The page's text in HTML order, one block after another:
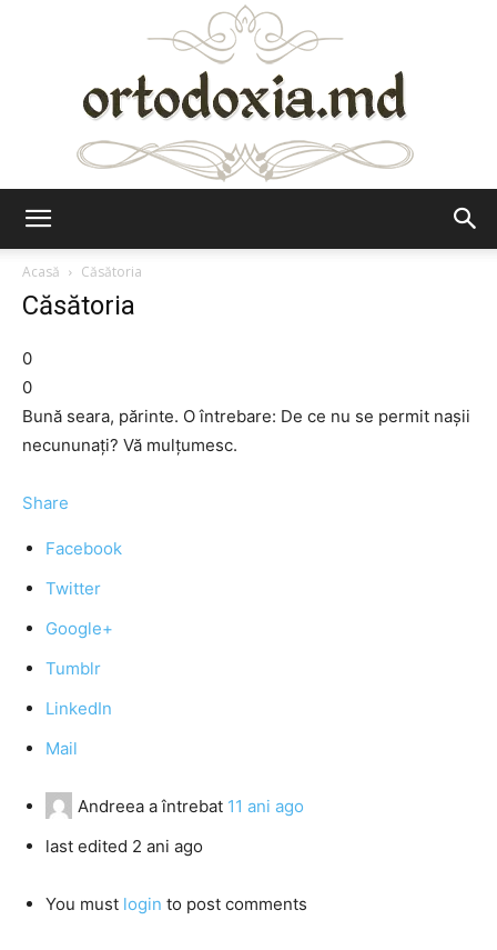
Acasă
Căsătoria
Căsătoria
0
0
Bună seara, părinte. O întrebare: De ce nu se permit nașii
necununați? Vă mulțumesc.
Share
Facebook
Twitter
Google+
Tumblr
LinkedIn
Mail
Andreea a întrebat 11 ani ago
last edited 2 ani ago
You must login to post comments